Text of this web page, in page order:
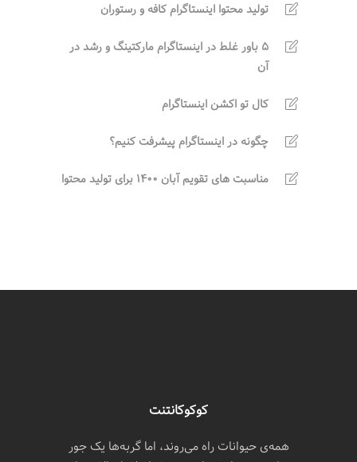
تولید محتوا اینستاگرام کافه و رستوران
5 باور غلط در اینستاگرام مارکتینگ و رشد در
آن
کال تو اکشن اینستاگرام
چگونه در اینستاگرام پیشرفت کنیم؟
مناسبت های تقویم آبان 1400 برای تولید محتوا
کوکوکانتنت
همه‌ی حیوانات راه می‌روند، اما گربه‌ها یک جور